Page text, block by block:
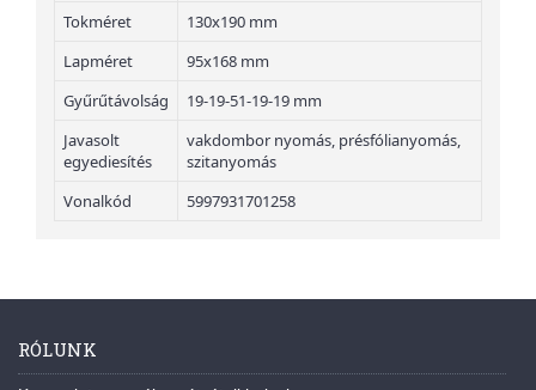
Tokméret
130x190 mm
Lapméret
95x168 mm
Gyűrűtávolság
19-19-51-19-19 mm
Javasolt
egyediesítés
vakdombor nyomás, présfólianyomás,
szitanyomás
Vonalkód
5997931701258
RÓLUNK